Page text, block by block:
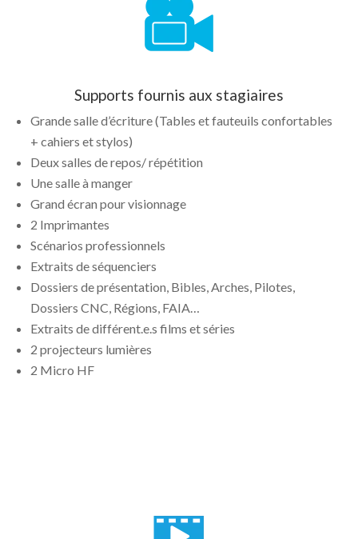
Supports fournis aux stagiaires
Grande salle d’écriture (Tables et fauteuils confortables
+ cahiers et stylos)
Deux salles de repos/ répétition
Une salle à manger
Grand écran pour visionnage
2 Imprimantes
Scénarios professionnels
Extraits de séquenciers
Dossiers de présentation, Bibles, Arches, Pilotes,
Dossiers CNC, Régions, FAIA…
Extraits de différent.e.s films et séries
2 projecteurs lumières
2 Micro HF